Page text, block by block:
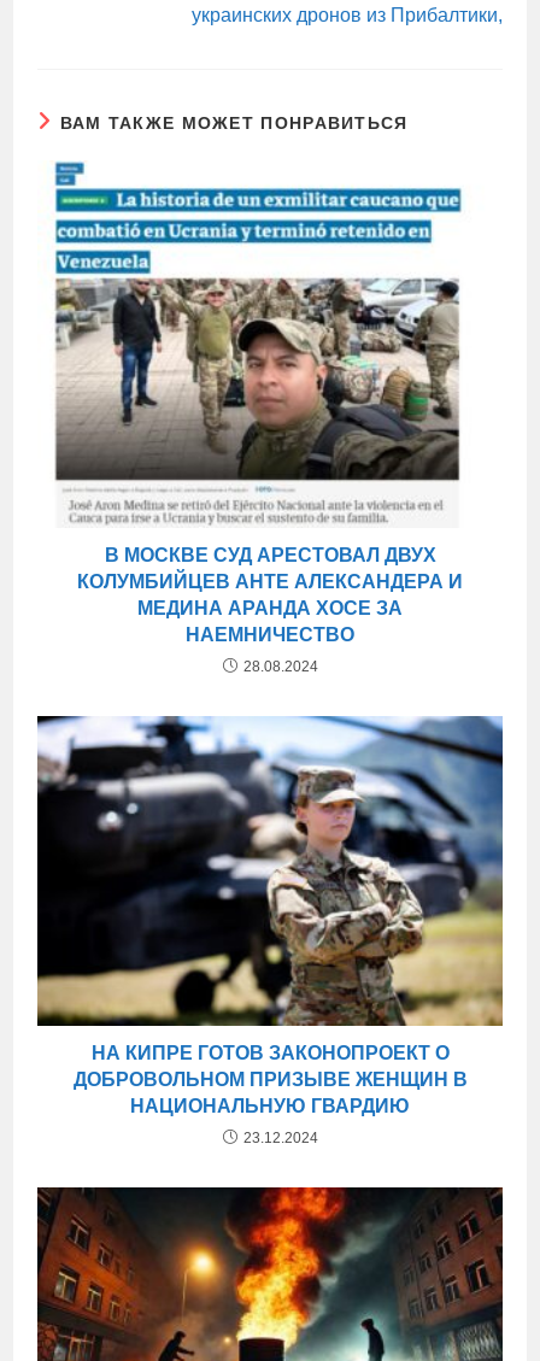
украинских дронов из Прибалтики,
ВАМ ТАКЖЕ МОЖЕТ ПОНРАВИТЬСЯ
В МОСКВЕ СУД АРЕСТОВАЛ ДВУХ
КОЛУМБИЙЦЕВ АНТЕ АЛЕКСАНДЕРА И
МЕДИНА АРАНДА ХОСЕ ЗА
НАЕМНИЧЕСТВО
28.08.2024
НА КИПРЕ ГОТОВ ЗАКОНОПРОЕКТ О
ДОБРОВОЛЬНОМ ПРИЗЫВЕ ЖЕНЩИН В
НАЦИОНАЛЬНУЮ ГВАРДИЮ
23.12.2024